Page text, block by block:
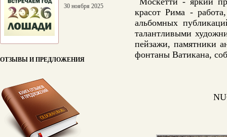
30 ноября 2025
ОТЗЫВЫ И ПРЕДЛОЖЕНИЯ
красот Рима -
альбомных
талантливыми
пейзажи, памятники
фонтаны Ватикана,